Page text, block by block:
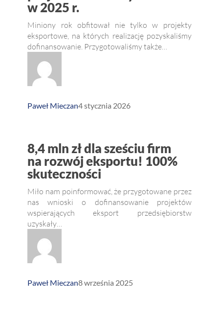
dla
projektów
złożonych
w 2025 r.
w 2025 r.
Miniony rok obfitował nie tylko w projekty
eksportowe, na których realizację pozyskaliśmy
dofinansowanie. Przygotowaliśmy także…
Paweł Mieczan4 stycznia 2026
mln
dla
sześciu
firm
na rozwój
eksportu!
100%
8,4 mln zł dla sześciu firm
na rozwój eksportu! 100%
skuteczności
Miło nam poinformować, że przygotowane przez
nas wnioski o dofinansowanie projektów
wspierających eksport przedsiębiorstw
uzyskały…
Paweł Mieczan8 września 2025